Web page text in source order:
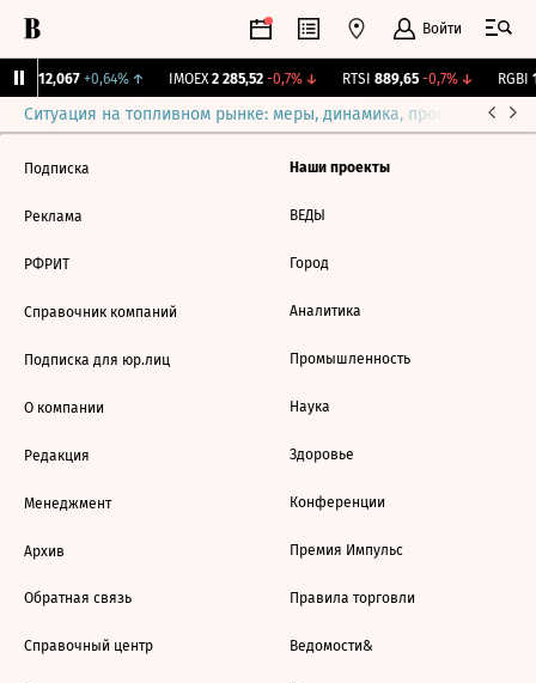
Войти
12,067 +0,64%↑ IMOEX 2 285,52 -0,7%↓ RTSI 889,65 -0,7%↓ RGBI
Ситуация на топливном рынке: меры, динамика, прогнозы
Подписка
Реклама
РФРИТ
Справочник компаний
Подписка для юр.лиц
О компании
Редакция
Менеджмент
Архив
Обратная связь
Справочный центр
Наши проекты
ВЕДЫ
Город
Аналитика
Промышленность
Наука
Здоровье
Конференции
Премия Импульс
Правила торговли
Ведомости&